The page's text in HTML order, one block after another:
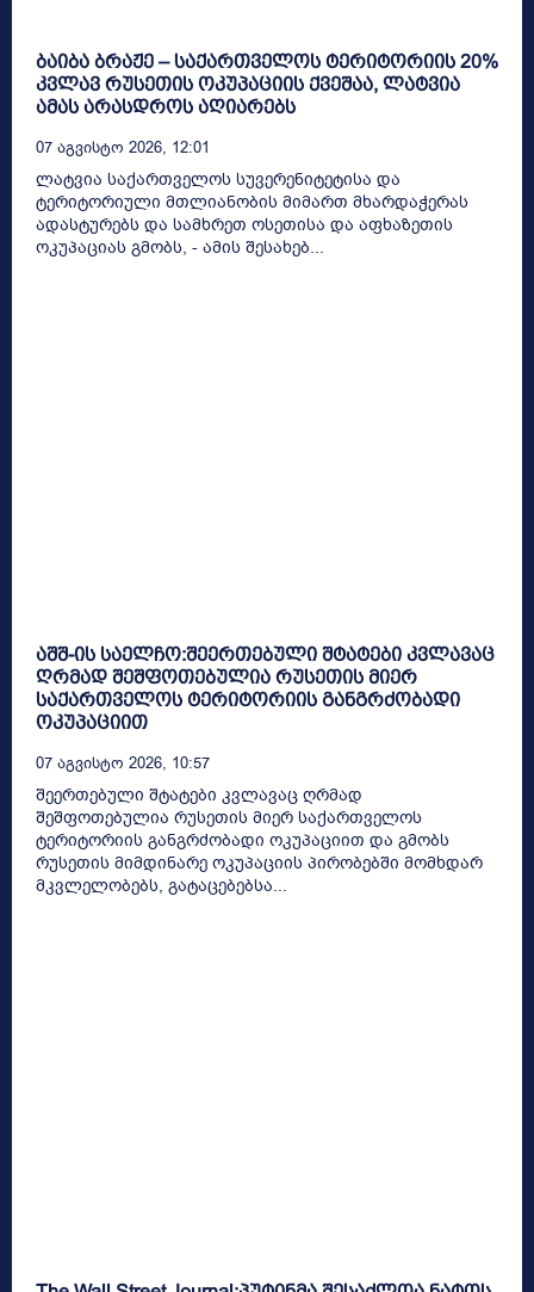
ბაიბა ბრაჟე – საქართველოს ტერიტორიის 20%
კვლავ რუსეთის ოკუპაციის ქვეშაა, ლატვია
ამას არასდროს აღიარებს
07 Აგვისტო 2026, 12:01
ლატვია საქართველოს სუვერენიტეტისა და
ტერიტორიული მთლიანობის მიმართ მხარდაჭერას
ადასტურებს და სამხრეთ ოსეთისა და აფხაზეთის
ოკუპაციას გმობს, - ამის შესახებ...
აშშ-ის საელჩო:შეერთებული შტატები კვლავაც
ღრმად შეშფოთებულია რუსეთის მიერ
საქართველოს ტერიტორიის განგრძობადი
ოკუპაციით
07 Აგვისტო 2026, 10:57
შეერთებული შტატები კვლავაც ღრმად
შეშფოთებულია რუსეთის მიერ საქართველოს
ტერიტორიის განგრძობადი ოკუპაციით და გმობს
რუსეთის მიმდინარე ოკუპაციის პირობებში მომხდარ
მკვლელობებს, გატაცებებსა...